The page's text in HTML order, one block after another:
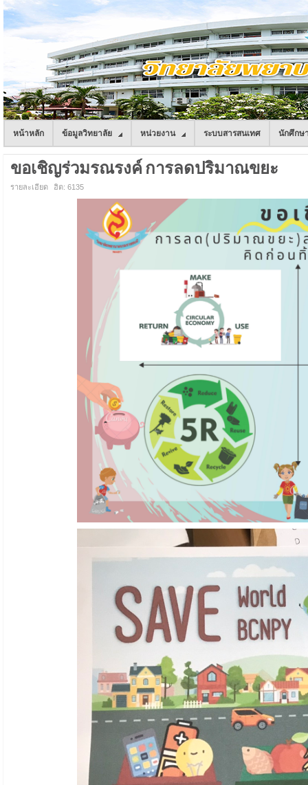
หน้าหลัก ข้อมูลวิทยาลัย หน่วยงาน ระบบสารสนเทศ นักศึกษ
ขอเชิญร่วมรณรงค์ การลดปริมาณขยะ
รายละเอียด ฮิต: 6135